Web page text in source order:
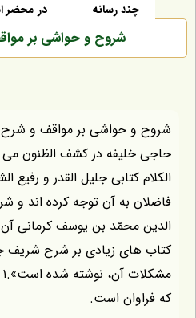
در محضر چند رسانه
شروح و حواشى بر
شروح و حواشى بر مواقف و
حاجى خليفه در كشف الظنون مى
الكلام كتابى جليل القدر و رفيع
فاضلان به آن توجه كرده اند
الدين محمّد بن يوسف كرمانى آن
كتاب هاى زيادى بر شرح
كه فراوان است.